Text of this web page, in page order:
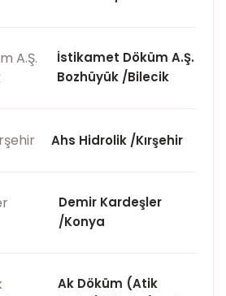
İstikamet Döküm A.Ş.
Bozhüyük /Bilecik
Ahs Hidrolik /Kırşehir
Demir Kardeşler
/Konya
Ak Döküm (Atik